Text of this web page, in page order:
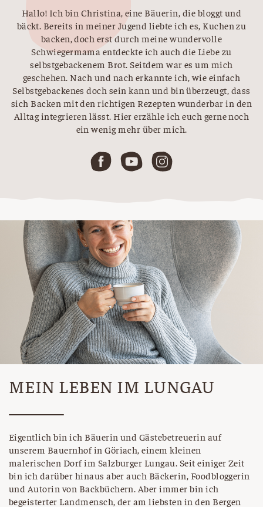
Hallo! Ich bin Christina, eine Bäuerin, die bloggt und
bäckt. Bereits in meiner Jugend liebte ich es, Kuchen zu
backen, doch erst durch meine wundervolle
Schwiegermama entdeckte ich auch die Liebe zu
selbstgebackenem Brot. Seitdem war es um mich
geschehen. Nach und nach erkannte ich, wie einfach
Selbstgebackenes doch sein kann und bin überzeugt, dass
sich Backen mit den richtigen Rezepten wunderbar in den
Alltag integrieren lässt. Hier erzähle ich euch gerne noch
ein wenig mehr über mich.
MEIN LEBEN IM LUNGAU
Eigentlich bin ich Bäuerin und Gästebetreuerin auf
unserem Bauernhof in Göriach, einem kleinen
malerischen Dorf im Salzburger Lungau. Seit einiger Zeit
bin ich darüber hinaus aber auch Bäckerin, Foodbloggerin
und Autorin von Backbüchern. Aber immer bin ich
begeisterter Landmensch, der am liebsten in den Bergen